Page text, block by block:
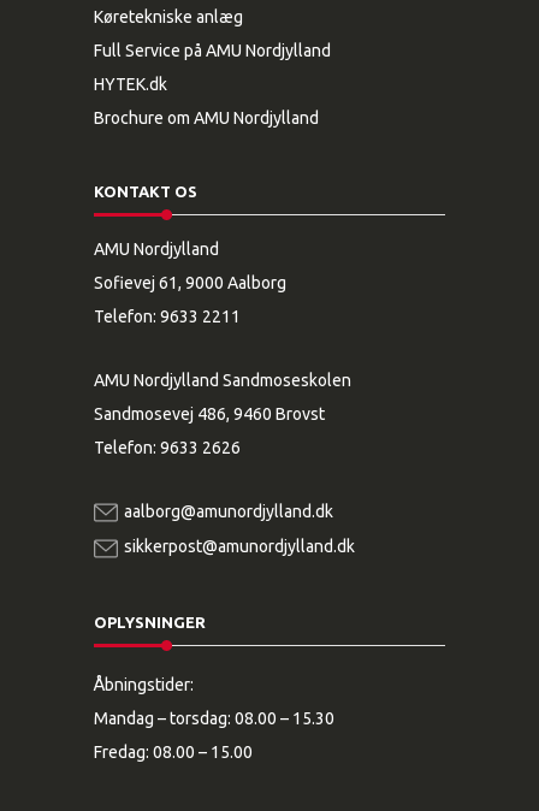
Køretekniske anlæg
Full Service på AMU Nordjylland
HYTEK.dk
Brochure om AMU Nordjylland
KONTAKT OS
AMU Nordjylland
Sofievej 61, 9000 Aalborg
Telefon: 9633 2211
AMU Nordjylland Sandmoseskolen
Sandmosevej 486, 9460 Brovst
Telefon: 9633 2626
aalborg@amunordjylland.dk
sikkerpost@amunordjylland.dk
OPLYSNINGER
Åbningstider:
Mandag – torsdag: 08.00 – 15.30
Fredag: 08.00 – 15.00